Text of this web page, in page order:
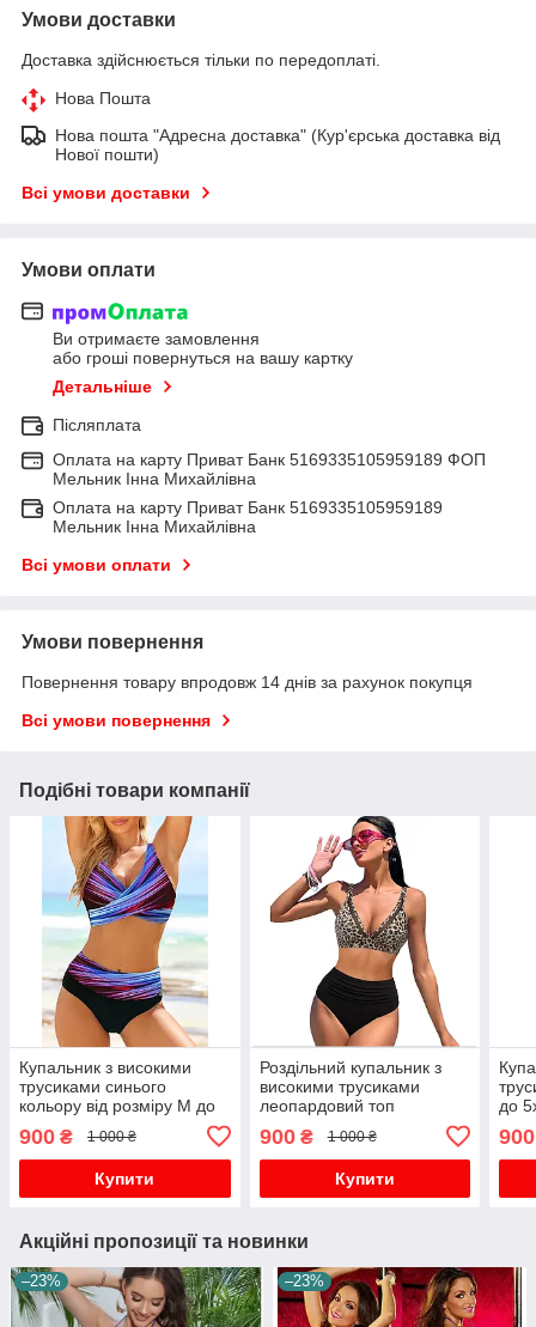
Умови доставки
Доставка здійснюється тільки по передоплаті.
Нова Пошта
Нова пошта "Адресна доставка" (Кур'єрська доставка від
Нової пошти)
Всі умови доставки
Умови оплати
Ви отримаєте замовлення
або гроші повернуться на вашу картку
Детальніше
Післяплата
Оплата на карту Приват Банк 5169335105959189 ФОП
Мельник Інна Михайлівна
Оплата на карту Приват Банк 5169335105959189
Мельник Інна Михайлівна
Всі умови оплати
Умови повернення
Повернення товару впродовж 14 днів за рахунок покупця
Всі умови повернення
Подібні товари компанії
Купальник з високими
трусиками синього
кольору від розміру М до
900 ₴ 1 000 ₴
Купити
Роздільний купальник з
високими трусиками
леопардовий топ
900₴ 1 000 ₴
Купити
до
900
Акційні пропозиції та новинки
–23% –23%